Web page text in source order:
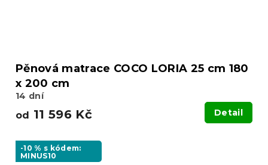
Pěnová matrace COCO LORIA 25 cm 180
x 200 cm
14 dní
od 11 596 Kč Detail
-10 % s kódem:
MINUS10